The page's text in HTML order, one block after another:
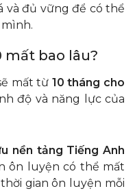
và đủ vững để có thể
mất bao lâu?
mất từ 10 tháng cho
độ và năng lực của
nền tảng Tiếng Anh
ôn luyện có thể mất
gian ôn luyện mỗi